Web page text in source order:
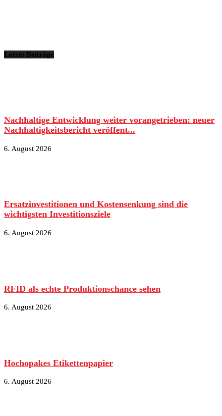
Letzte Beiträge
Nachhaltige Entwicklung weiter vorangetrieben: neuer
Nachhaltigkeitsbericht veröffent...
6. August 2026
Ersatzinvestitionen und Kostensenkung sind die
wichtigsten Investitionsziele
6. August 2026
RFID als echte Produktionschance sehen
6. August 2026
Hochopakes Etikettenpapier
6. August 2026